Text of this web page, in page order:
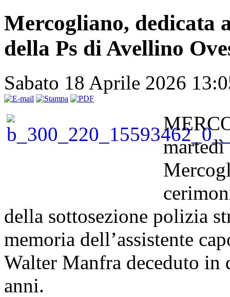
Mercogliano, dedicata
della Ps di Avellino
Sabato 18 Aprile 2026
della sottosezione polizia
memoria dell’assistente
Walter Manfra deceduto in
anni.